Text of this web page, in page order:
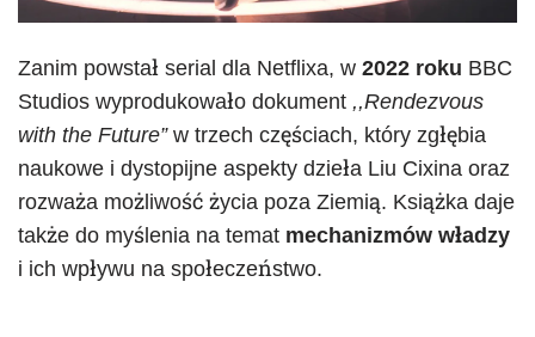
Zanim powstał serial dla Netflixa, w 2022 roku BBC
Studios wyprodukowało dokument ,,Rendezvous
with the Future”w trzech częściach, który zgłębia
naukowe i dystopijne aspekty dzieła Liu Cixina oraz
rozważa możliwość życia poza Ziemią. Książka daje
także do myślenia na temat mechanizmów władzy
i ich wpływu na społeczeństwo.